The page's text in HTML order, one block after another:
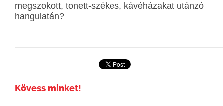
megszokott, tonett-székes, kávéházakat utánzó
hangulatán?
Kövess minket!